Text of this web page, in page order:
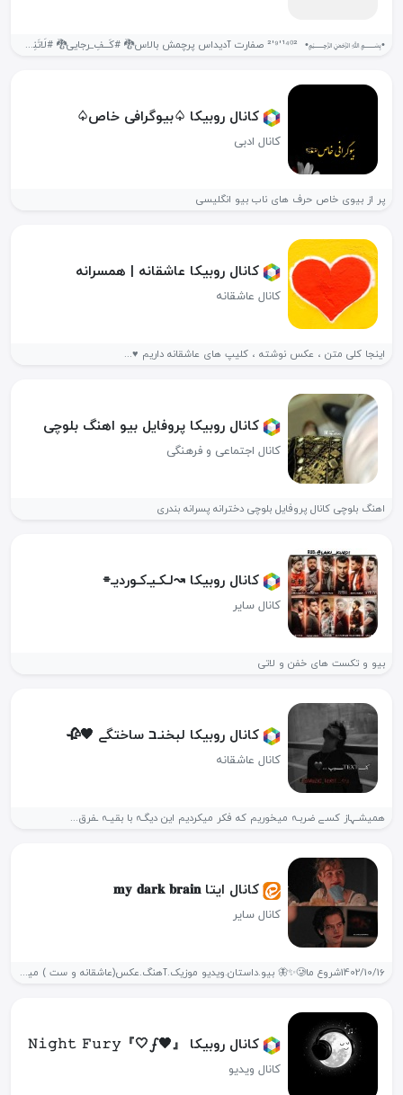
•﷽• ‌ ¹⁴⁰²'⁹'² صفارت آدیداس پرچمش بالاس🐉 #کَـــف‌ِ_رجایی🐉 #لَاتَنِسَـے #ذِکرُاللّـہ🎖 هـیچوقـت حـال...
کانال روبیکا ♤بیوگرافی خاص♤
کانال ادبی
پر از بیوی خاص حرف های ناب بیو انگلیسی
کانال روبیکا عاشقانه | همسرانه
کانال عاشقانه
اینجا کلی متن ، عکس نوشته ، کلیپ های عاشقانه داریم ♥️...
کانال روبیکا پروفایل بیو اهنگ بلوچی
کانال اجتماعی و فرهنگی
اهنگ بلوچی کانال پروفایل بلوچی دخترانه پسرانه بندری
کانال روبیکا ↝لـکـیـ‌کـوردیـ⌯
کانال سایر
بیو و تکست های خفن و لاتی
کانال روبیکا لبخنـב ساختگے 🖤🥀
کانال عاشقانه
همیشــہاز کسـے ضربـہ میخوریم که فکر میکردیم این دیگـہ با بقیـہ ـفرق...
کانال ایتا 𝐦𝐲 𝐝𝐚𝐫𝐤 𝐛𝐫𝐚𝐢𝐧
کانال سایر
1402/10/16شروع ما🥲✨🦋 بیو.داستان.ویدیو موزیک.آهنگ.عکس(عاشقانه و ست ) میگن عشقی ک ب گریه...
کانال روبیکا 𝙽𝚒𝚐𝚑𝚝 𝙵𝚞𝚛𝚢『🤍ഽ🖤』
کانال ویدیو